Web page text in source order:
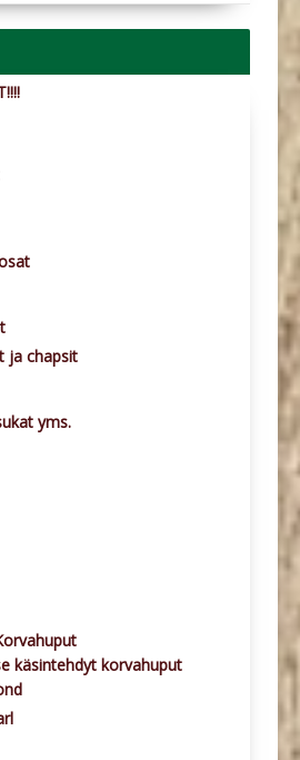
ja chapsit
yms.
käsintehdyt korvahuput